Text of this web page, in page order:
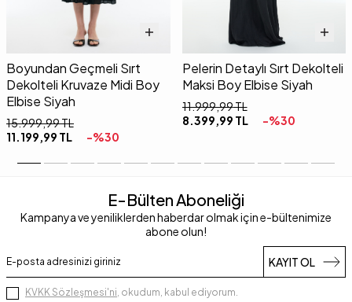
Boyundan Geçmeli Sırt
Dekolteli Kruvaze Midi Boy
Elbise Siyah
15.999,99TL
11.199,99 TL -%30
Pelerin Detaylı Sırt Dekolteli
Maksi Boy Elbise Siyah
11.999,99TL
8.399,99 TL -%30
E-Bülten Aboneliği
Kampanya ve yeniliklerden haberdar olmak için e-bültenimize
abone olun!
KAYIT OL
KVKK Sözleşmesi'ni , okudum, kabul ediyorum.